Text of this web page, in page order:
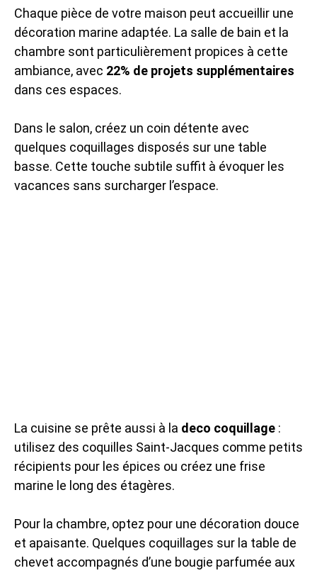
Chaque pièce de votre maison peut accueillir une
décoration marine adaptée. La salle de bain et la
chambre sont particulièrement propices à cette
ambiance, avec 22% de projets supplémentaires
dans ces espaces.
Dans le salon, créez un coin détente avec
quelques coquillages disposés sur une table
basse. Cette touche subtile suffit à évoquer les
vacances sans surcharger l’espace.
La cuisine se prête aussi à la deco coquillage :
utilisez des coquilles Saint-Jacques comme petits
récipients pour les épices ou créez une frise
marine le long des étagères.
Pour la chambre, optez pour une décoration douce
et apaisante. Quelques coquillages sur la table de
chevet accompagnés d’une bougie parfumée aux